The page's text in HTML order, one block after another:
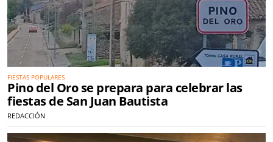
FIESTAS POPULARES
Pino del Oro se prepara para celebrar las
fiestas de San Juan Bautista
REDACCIÓN